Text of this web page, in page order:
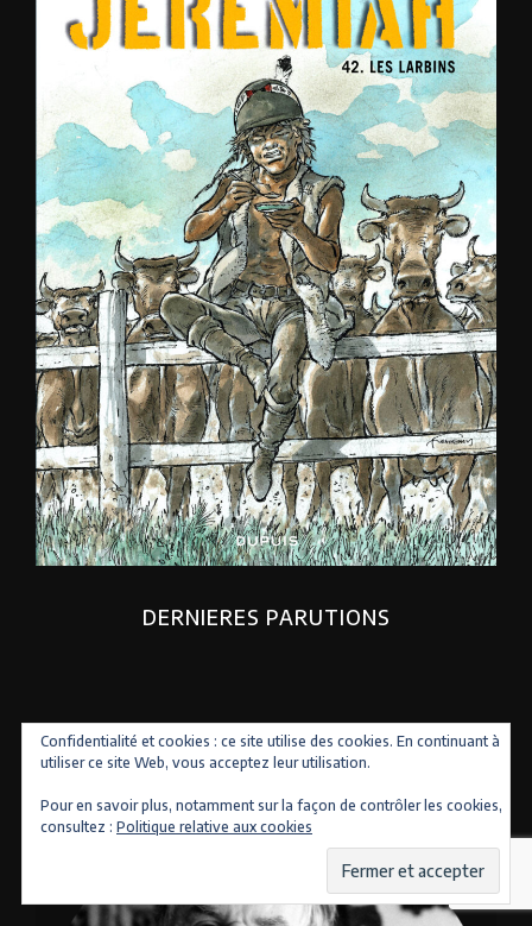
DERNIERES PARUTIONS
Confidentialité et cookies : ce site utilise des cookies. En continuant à
utiliser ce site Web, vous acceptez leur utilisation.
Pour en savoir plus, notamment sur la façon de contrôler les cookies,
consultez : Politique relative aux cookies